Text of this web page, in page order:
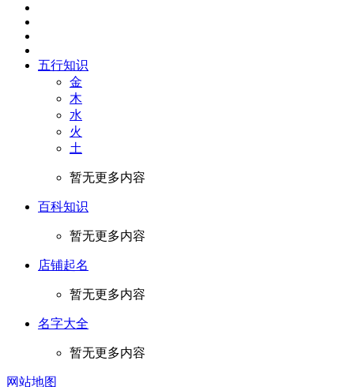
五行知识
金
木
水
火
土
暂无更多内容
百科知识
暂无更多内容
店铺起名
暂无更多内容
名字大全
暂无更多内容
网站地图